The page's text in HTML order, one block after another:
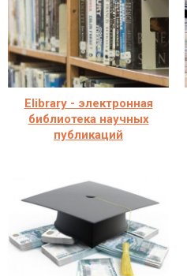
Elibrary - электронная
библиотека научных
публикаций